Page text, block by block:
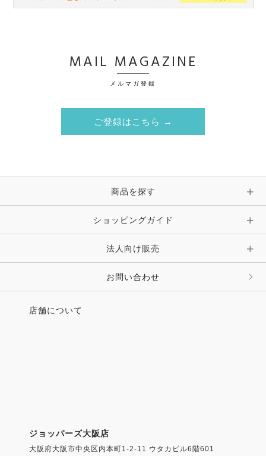
MAIL MAGAZINE
メルマガ登録
ご登録はこちら →
商品を探す
ショッピングガイド
法人向け販売
お問い合わせ
店舗について
ジョッパーズ大阪店
大阪府大阪市中央区内本町1-2-11 ウタカビル6階601